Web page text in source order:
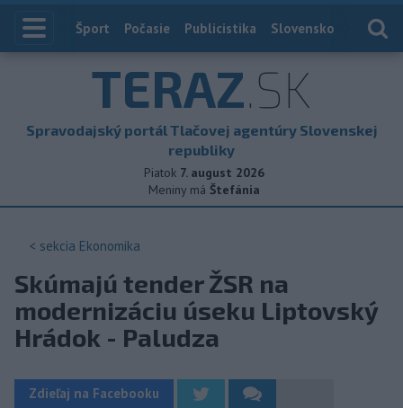
Index
Šport Počasie Publicistika Slovensko
TERAZ.SK
Spravodajský portál Tlačovej agentúry Slovenskej
republiky
Piatok 7. august 2026
Meniny má Štefánia
< sekcia Ekonomika
Skúmajú tender ŽSR na
modernizáciu úseku Liptovský
Hrádok - Paludza
Zdieľaj na Facebooku